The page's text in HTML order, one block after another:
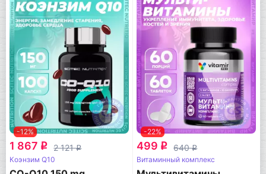
-12%
1 867 q 2 121q
Коэнзим Q10
-22%
499 q 640q
Витаминный комплекс